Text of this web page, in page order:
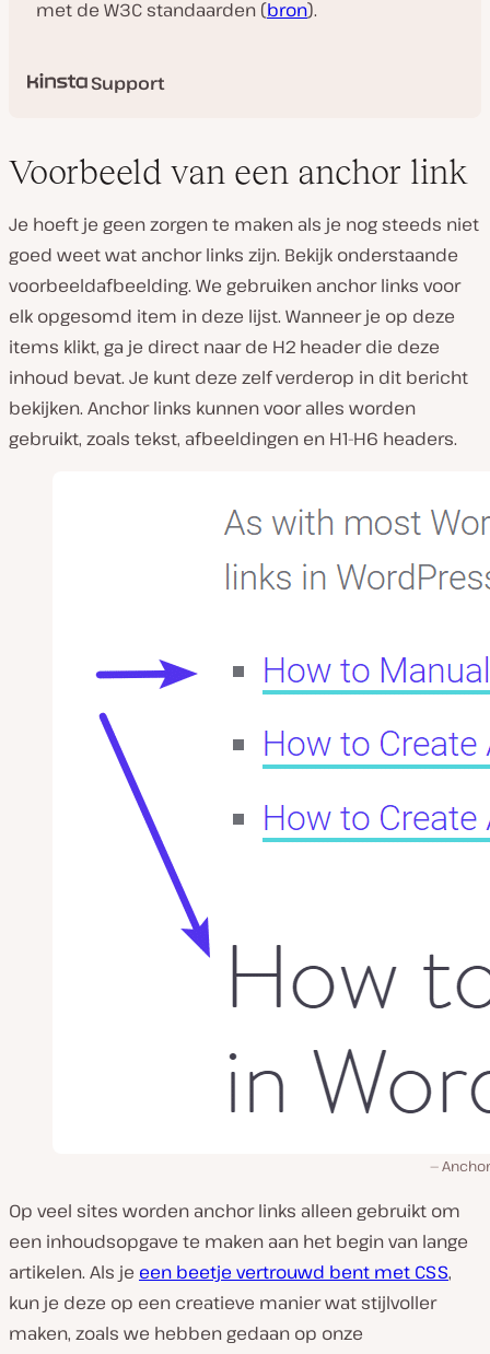
met de W3C standaarden (bron).
Support
Voorbeeld van een anchor link
Je hoeft je geen zorgen te maken als je nog steeds niet
goed weet wat anchor links zijn. Bekijk onderstaande
voorbeeldafbeelding. We gebruiken anchor links voor
elk opgesomd item in deze lijst. Wanneer je op deze
items klikt, ga je direct naar de H2 header die deze
inhoud bevat. Je kunt deze zelf verderop in dit bericht
bekijken. Anchor links kunnen voor alles worden
gebruikt, zoals tekst, afbeeldingen en H1-H6 headers.
Op veel sites worden anchor links alleen gebruikt om
een inhoudsopgave te maken aan het begin van lange
artikelen. Als je een beetje vertrouwd bent met CSS,
kun je deze op een creatieve manier wat stijlvoller
maken, zoals we hebben gedaan op onze